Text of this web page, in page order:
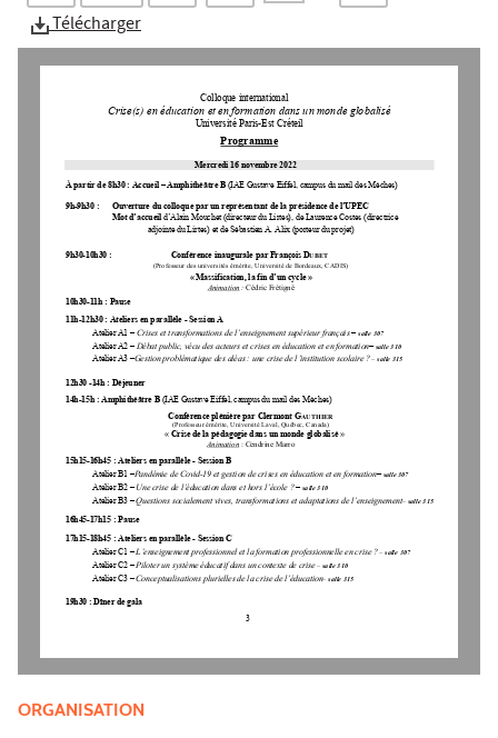
Télécharger
3
Colloque international
Crise(s) en éducation et en formation dans un monde globalisé
Université Paris-Est Créteil
Programme
Mercredi 16 novembre 2022
À partir de 8h30 : Accueil –Amphithéâtre B (IAE Gustave Eiffel, campus du mail des Mèches)
9h-9h30 : Ouverture du colloque par un représentant de la présidence de l’UPEC
Mot d’accueil d’Alain Mouchet (directeur du Lirtes), de Laurence Costes (directrice
adjointe du Lirtes) et de Sébastien A. Alix (porteur du projet)
9h30-10h30 : Conférence inaugurale par François DUBET
(Professeur des universités émérite, Université de Bordeaux, CADIS)
«Massification, la fin d’un cycle »
Animation : Cédric Frétigné
10h30-11h : Pause
11h-12h30 : Ateliers en parallèle -Session A
Atelier A1 – Crises et transformations de l’enseignement supérieur français – salle 307
Atelier A2 – Débat public, vécu des acteurs et crises en éducation et en formation– salle 310
Atelier A3 –Gestion problématique des aléas : une crise de l’institution scolaire ?– salle 315
12h30 -14h : Déjeuner
14h-15h : Amphithéâtre B (IAE Gustave Eiffel, campus du mail des Mèches)
Conférence plénière par Clermont GAUTHIER
(Professeur émérite, Université Laval, Québec, Canada)
« Crise de la pédagogie dans un monde globalisé »
Animation Cendrine Marro
15h15-16h45 : Ateliers en parallèle - Session B
Atelier B1 –Pandémie de Covid-19 et gestion de crises en éducation et en formation– salle 307
Atelier B2 –Une crise de l’éducation dans et hors l’école ?– salle 310
Atelier B3 –Questions socialement vives, transformations et adaptations de l’enseignement– salle 315
16h45-17h15 : Pause
17h15-18h45 : Ateliers en parallèle - Session C
Atelier C1 –L’enseignement professionnel et la formation professionnelle en crise ?– salle 307
Atelier C2 –Piloter un système éducatif dans un contexte de crise – salle 3 10
Atelier C3 –Conceptualisations plurielles de la crise de l’éducation– salle 315
1 9h30 : Dîner de gala
ORGANISATION